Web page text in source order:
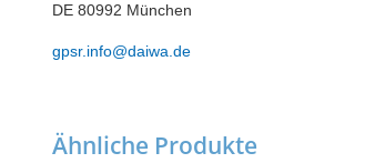
DE 80992 München
gpsr.info@daiwa.de
Ähnliche Produkte